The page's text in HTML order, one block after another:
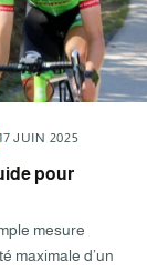
JUIN 2025
pour
mesure
maximale d’un